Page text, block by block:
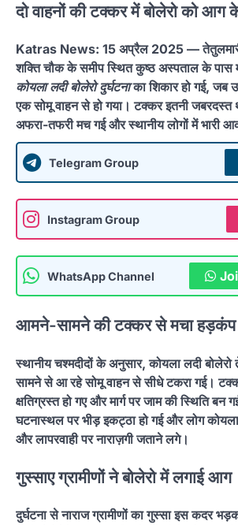
दो वाहनों की टक्कर में बोलेरो को आग
Katras News: 15 अप्रैल 2025 — तेतुलमारी
शक्ति चौक के समीप स्थित कुष्ठ अस्पताल के पास
कोयला लदी बोलेरो दुर्घटनाका शिकार हो गई, जब
एक सोमू वाहन से हो गया। टक्कर इतनी जबरदस्त
अफरा-तफरी मच गई और स्थानीय लोगों में भारी
Telegram Group
Instagram Group
WhatsApp Channel
आमने-सामने की टक्कर से मचा हड़कंप
स्थानीय चश्मदीदों के अनुसार, कोयला लदी
सामने से आ रहे सोमू वाहन से सीधे टकरा गई।
क्षतिग्रस्त हो गए और मार्ग पर जाम की स्थिति बन
घटनास्थल पर भीड़ इकट्ठा हो गई और लोग कोयला
और लापरवाही पर नाराज़गी जताने लगे।
गुस्साए ग्रामीणों ने बोलेरो में लगाई आग
दुर्घटना से नाराज ग्रामीणों का गुस्सा इस कदर